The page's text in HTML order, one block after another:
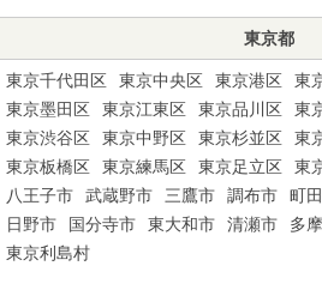
東京都
東京千代田区 東京中央区 東京港区 東
東京墨田区
東京江東区 東京品川区 東
東京渋谷区
東京中野区 東京杉並区 東
東京板橋区
東京練馬区 東京足立区 東
八王子市
武蔵野市 三鷹市 調布市 町
日野市
国分寺市 東大和市 清瀬市 多
東京利島村